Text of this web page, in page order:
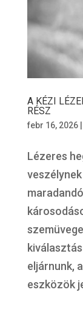
A KÉZI
RÉSZ
febr 16, 2026|
Lézeres
eljárnunk,
eszközök